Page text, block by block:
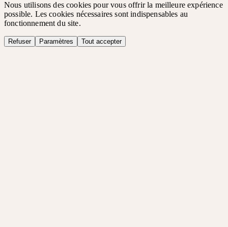
Nous utilisons des cookies pour vous offrir la meilleure expérience
possible. Les cookies nécessaires sont indispensables au
fonctionnement du site.
Refuser Paramètres Tout accepter